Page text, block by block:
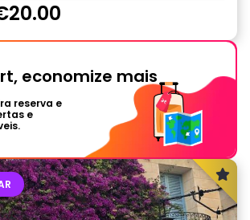
economize mais
reserva e
e